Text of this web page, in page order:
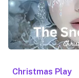
Christmas Play